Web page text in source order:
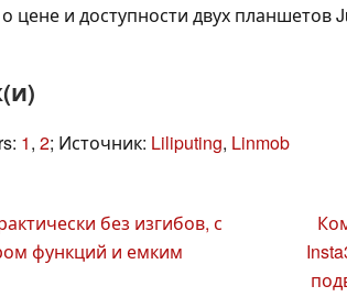
и доступности двух планшетов
1, 2; Источник: Liliputing, Linmob
без изгибов, с
функций и емким